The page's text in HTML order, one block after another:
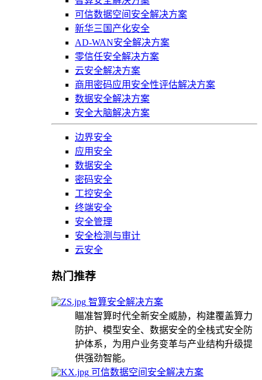
可信数据空间安全解决方案
新华三国产化安全
AD-WAN安全解决方案
零信任安全解决方案
云安全解决方案
商用密码应用安全性评估解决方案
数据安全解决方案
安全大脑解决方案
边界安全
应用安全
数据安全
密码安全
工控安全
终端安全
安全管理
安全检测与审计
云安全
热门推荐
智算安全解决方案
瞄准智算时代全新安全威胁，构建覆盖算力
防护、模型安全、数据安全的全栈式安全防
护体系，为用户业务变革与产业结构升级提
供强劲智能。
可信数据空间安全解决方案